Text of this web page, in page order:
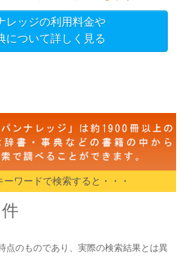
レッジの利用料金や
について詳しく見る
ワードで検索すると・・・
件
点のものであり、実際の検索結果とは異